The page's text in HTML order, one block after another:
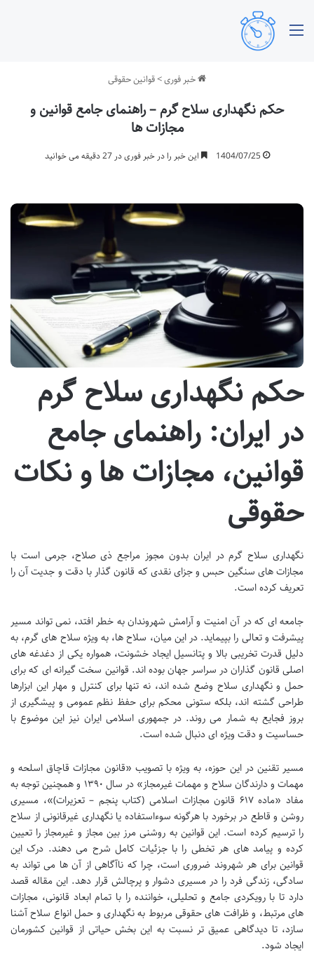
خبر فوری>قوانین حقوقی
حکم نگهداری سلاح گرم – راهنمای جامع قوانین و
مجازات ها
1404/07/25 این خبر را در خبر فوری در 27 دقیقه می خوانید
حکم نگهداری سلاح گرم
در ایران: راهنمای جامع
قوانین، مجازات ها و نکات
حقوقی
نگهداری سلاح گرم در ایران بدون مجوز مراجع ذی صلاح، جرمی است با
مجازات های سنگین حبس و جزای نقدی که قانون گذار با دقت و جدیت آن را
تعریف کرده است.
جامعه ای که در آن امنیت و آرامش شهروندان به خطر افتد، نمی تواند مسیر
پیشرفت و تعالی را بپیماید. در این میان، سلاح ها، به ویژه سلاح های گرم، به
دلیل قدرت تخریبی بالا و پتانسیل ایجاد خشونت، همواره یکی از دغدغه های
اصلی قانون گذاران در سراسر جهان بوده اند. قوانین سخت گیرانه ای که برای
حمل و نگهداری سلاح وضع شده اند، نه تنها برای کنترل و مهار این ابزارها
طراحی گشته اند، بلکه ستونی محکم برای حفظ نظم عمومی و پیشگیری از
بروز فجایع به شمار می روند. در جمهوری اسلامی ایران نیز این موضوع با
حساسیت و دقت ویژه ای دنبال شده است.
مسیر تقنین در این حوزه، به ویژه با تصویب «قانون مجازات قاچاق اسلحه و
مهمات و دارندگان سلاح و مهمات غیرمجاز» در سال ۱۳۹۰ و همچنین توجه به
مفاد «ماده ۶۱۷ قانون مجازات اسلامی (کتاب پنجم – تعزیرات)»، مسیری
روشن و قاطع در برخورد با هرگونه سوءاستفاده یا نگهداری غیرقانونی از سلاح
را ترسیم کرده است. این قوانین به روشنی مرز بین مجاز و غیرمجاز را تعیین
کرده و پیامد های هر تخطی را با جزئیات کامل شرح می دهند. درک این
قوانین برای هر شهروند ضروری است، چرا که ناآگاهی از آن ها می تواند به
سادگی، زندگی فرد را در مسیری دشوار و پرچالش قرار دهد. این مقاله قصد
دارد تا با رویکردی جامع و تحلیلی، خواننده را با تمام ابعاد قانونی، مجازات
های مرتبط، و ظرافت های حقوقی مربوط به نگهداری و حمل انواع سلاح آشنا
سازد، تا دیدگاهی عمیق تر نسبت به این بخش حیاتی از قوانین کشورمان
ایجاد شود.